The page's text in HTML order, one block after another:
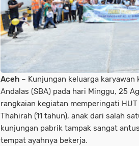
Aceh – Kunjungan keluarga karyawan
Andalas (SBA) pada hari Minggu, 25
rangkaian kegiatan memperingati
Thahirah (11 tahun), anak dari salah
kunjungan pabrik tampak sangat
tempat ayahnya bekerja.